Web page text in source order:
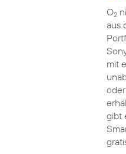
O2
aus
mit
gibt